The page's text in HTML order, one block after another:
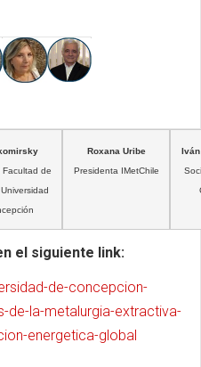
Facultad de
Roxana Uribe
Presidenta IMetChile
el siguiente link:
de-concepcion-
de-la-metalurgia-extractiva-
energetica-global